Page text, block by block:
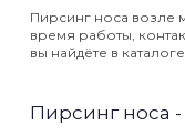
Пирсинг носа возле
время работы,
вы найдёте в каталоге
Пирсинг носа